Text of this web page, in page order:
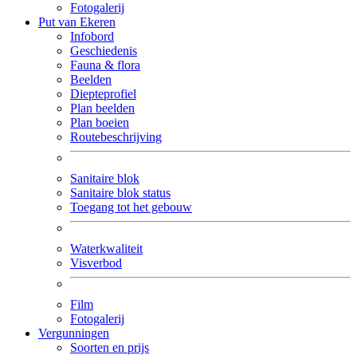
Fotogalerij
Put van Ekeren
Infobord
Geschiedenis
Fauna & flora
Beelden
Diepteprofiel
Plan beelden
Plan boeien
Routebeschrijving
Sanitaire blok
Sanitaire blok status
Toegang tot het gebouw
Waterkwaliteit
Visverbod
Film
Fotogalerij
Vergunningen
Soorten en prijs